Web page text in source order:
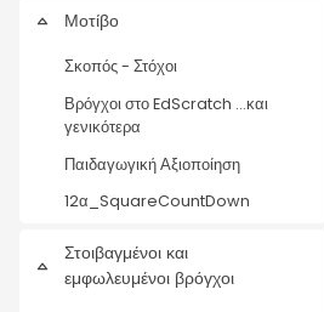
Collapse
Μοτίβο
Σκοπός - Στόχοι
Βρόγχοι στο EdScratch ...και
γενικότερα
Παιδαγωγική Αξιοποίηση
12α_SquareCountDown
Collapse
Στοιβαγμένοι και
εμφωλευμένοι βρόγχοι